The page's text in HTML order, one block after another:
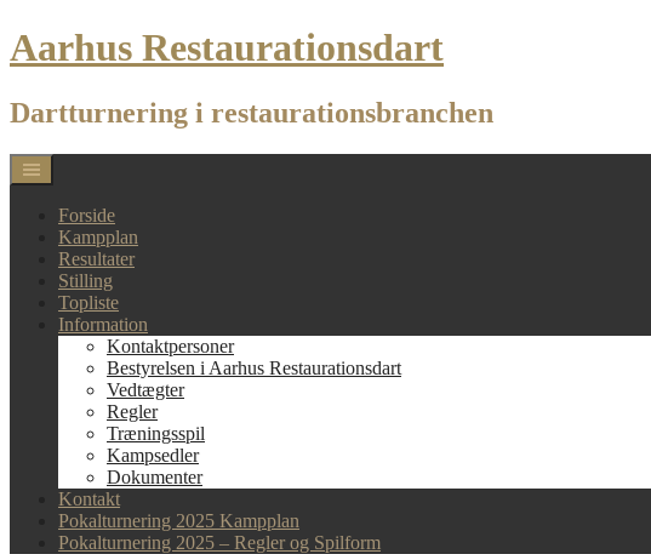
Skip
to
Aarhus Restaurationsdart
Dartturnering i restaurationsbranchen
Forside
Kampplan
Resultater
Stilling
Topliste
Information
Kontaktpersoner
Bestyrelsen i Aarhus Restaurationsdart
Vedtægter
Regler
Træningsspil
Kampsedler
Dokumenter
Kontakt
Pokalturnering 2025 Kampplan
Pokalturnering 2025 – Regler og Spilform